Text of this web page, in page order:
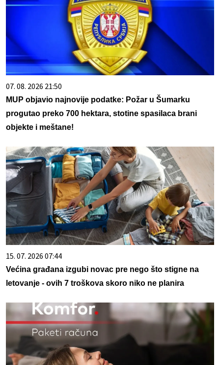
07. 08. 2026 21:50
MUP objavio najnovije podatke: Požar u Šumarku
progutao preko 700 hektara, stotine spasilaca brani
objekte i meštane!
15. 07. 2026 07:44
Većina građana izgubi novac pre nego što stigne na
letovanje - ovih 7 troškova skoro niko ne planira